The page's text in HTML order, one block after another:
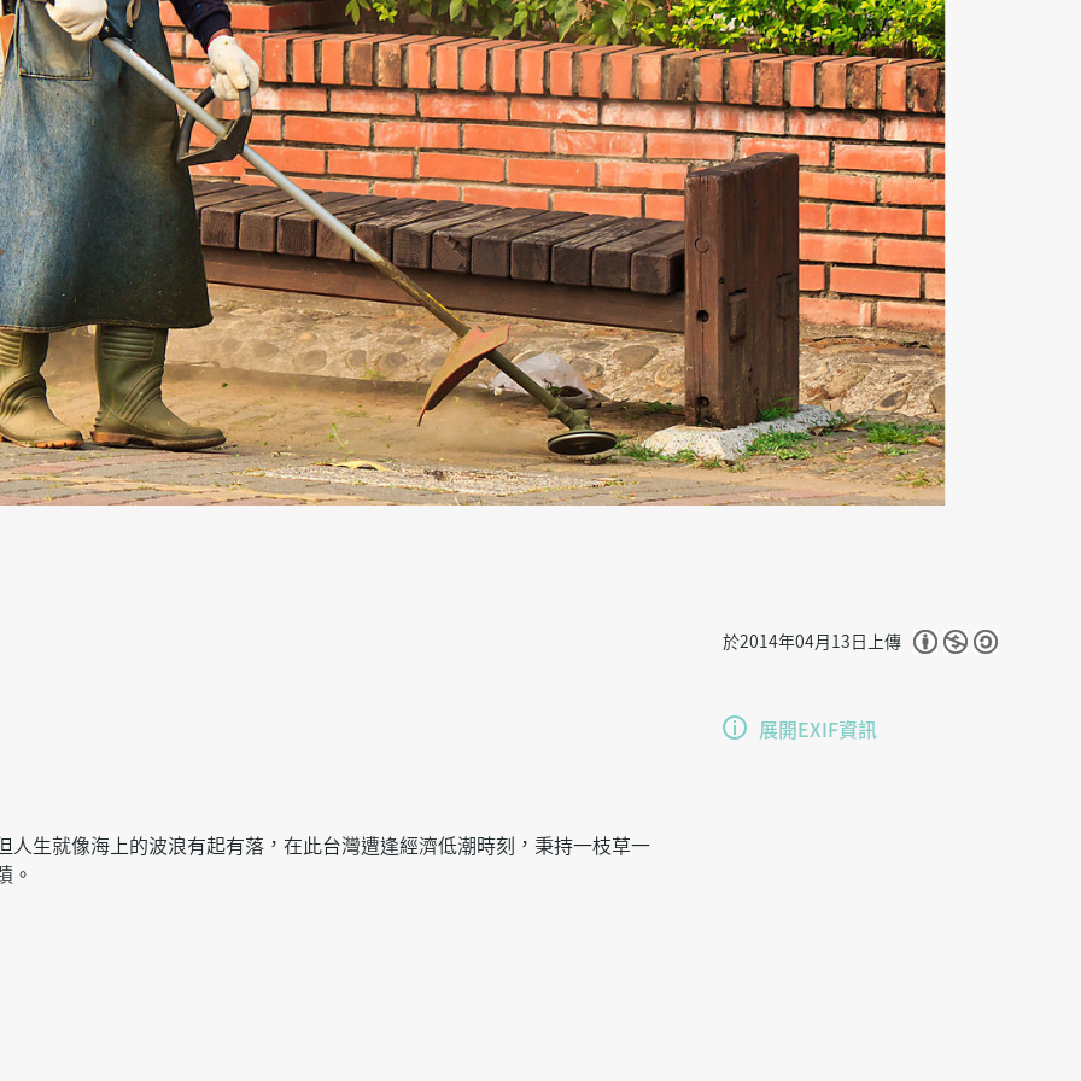
於2014年04月13日上傳
生就像海上的波浪有起有落，在此台灣遭逢經濟低潮時刻，秉持一枝草一
。
展開EXIF資訊